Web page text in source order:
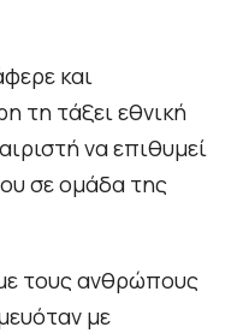
και
τη τάξει εθνική
να επιθυμεί
σε ομάδα της
τους ανθρώπους
με